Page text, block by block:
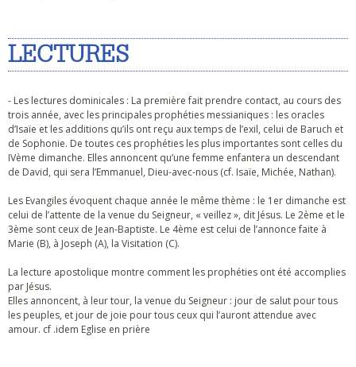
LECTURES
- Les lectures dominicales : La première fait prendre contact, au cours des
trois année, avec les principales prophéties messianiques : les oracles
d’Isaïe et les additions qu’ils ont reçu aux temps de l’exil, celui de Baruch et
de Sophonie. De toutes ces prophéties les plus importantes sont celles du
IVème dimanche. Elles annoncent qu’une femme enfantera un descendant
de David, qui sera l’Emmanuel, Dieu-avec-nous (cf. Isaïe, Michée, Nathan).
Les Evangiles évoquent chaque année le même thème : le 1er dimanche est
celui de l’attente de la venue du Seigneur, « veillez », dit Jésus. Le 2ème et le
3ème sont ceux de Jean-Baptiste. Le 4ème est celui de l’annonce faite à
Marie (B), à Joseph (A), la Visitation (C).
La lecture apostolique montre comment les prophéties ont été accomplies
par Jésus.
Elles annoncent, à leur tour, la venue du Seigneur : jour de salut pour tous
les peuples, et jour de joie pour tous ceux qui l’auront attendue avec
amour. cf .idem Eglise en prière